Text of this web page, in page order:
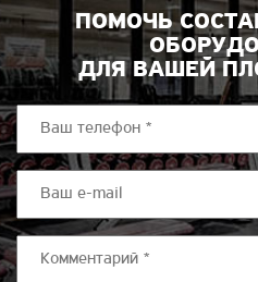
ПОМОЧЬ
ДЛЯ ВАШЕЙ